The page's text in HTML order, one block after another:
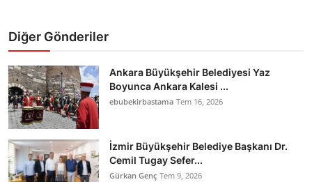
Diğer Gönderiler
Ankara Büyükşehir Belediyesi Yaz
Boyunca Ankara Kalesi ...
ebubekirbastama Tem 16, 2026
İzmir Büyükşehir Belediye Başkanı Dr.
Cemil Tugay Sefer...
Gürkan Genç Tem 9, 2026